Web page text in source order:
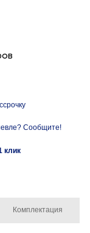
Сообщите!
клик
Комплектация